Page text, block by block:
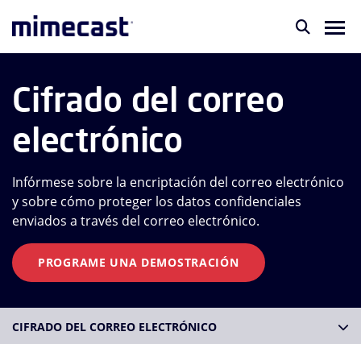
Cifrado del correo
electrónico
Infórmese sobre la encriptación del correo electrónico
y sobre cómo proteger los datos confidenciales
enviados a través del correo electrónico.
PROGRAME UNA DEMOSTRACIÓN
CIFRADO DEL CORREO ELECTRÓNICO